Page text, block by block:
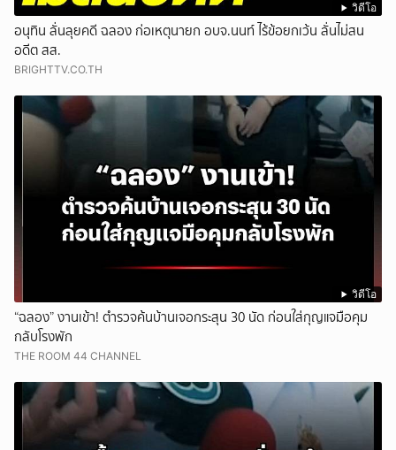
วิดีโอ
อนุทิน ลั่นลุยคดี ฉลอง ก่อเหตุนายก อบจ.นนท์ ไร้ข้อยกเว้น ลั่นไม่สน
อดีต สส.
BRIGHTTV.CO.TH
วิดีโอ
“ฉลอง” งานเข้า! ตำรวจค้นบ้านเจอกระสุน 30 นัด ก่อนใส่กุญแจมือคุม
กลับโรงพัก
THE ROOM 44 CHANNEL